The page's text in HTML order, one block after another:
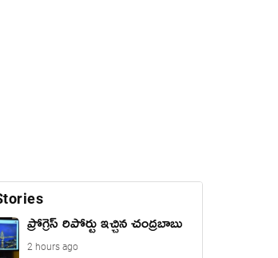
ప్రోగ్రెస్ రిపోర్టు ఇచ్చిన చంద్ర‌బాబు
2 hours ago